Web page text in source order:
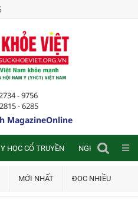
- 9756
- 6285
MagazineOnline
Y HỌC CỔ TRUYỀN NGHIÊN CỨU
MỚI NHẤT ĐỌC NHIỀU